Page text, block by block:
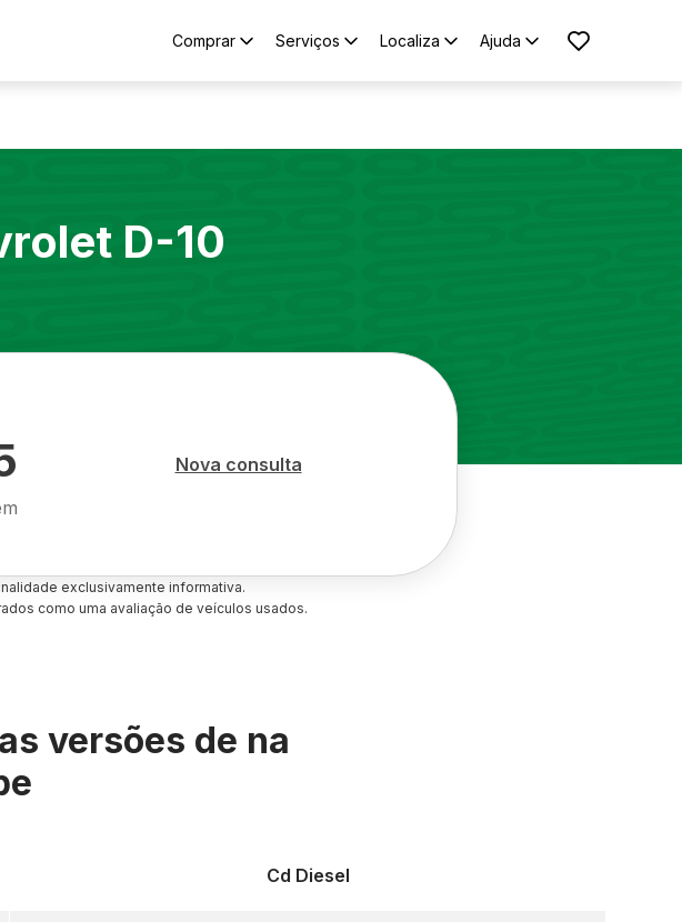
Comprar Serviços Localiza Ajuda
D-10
Nova consulta
exclusivamente informativa.
como uma avaliação de veículos usados.
versões de na
Cd Diesel